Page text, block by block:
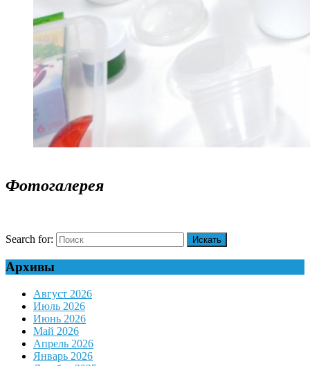
Фотогалерея
Search for:
Архивы
Август 2026
Июль 2026
Июнь 2026
Май 2026
Апрель 2026
Январь 2026